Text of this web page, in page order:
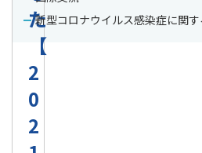
た
【
2
0
2
新型コロナウイルス感染症に関